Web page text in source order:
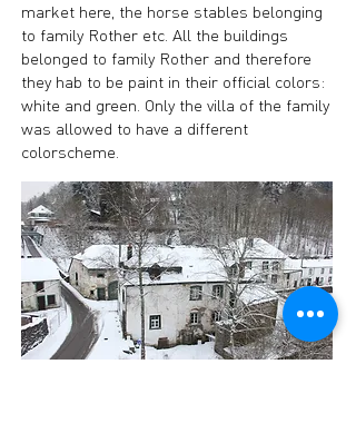
market here, the horse stables belonging
to family Rother etc. All the buildings
belonged to family Rother and therefore
they hab to be paint in their official colors:
white and green. Only the villa of the family
was allowed to have a different
colorscheme.